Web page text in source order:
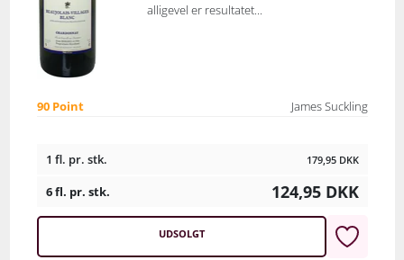
alligevel er resultatet...
90 Point James Suckling
1 fl. pr. stk. 179,95 DKK
6 fl. pr. stk. 124,95 DKK
UDSOLGT